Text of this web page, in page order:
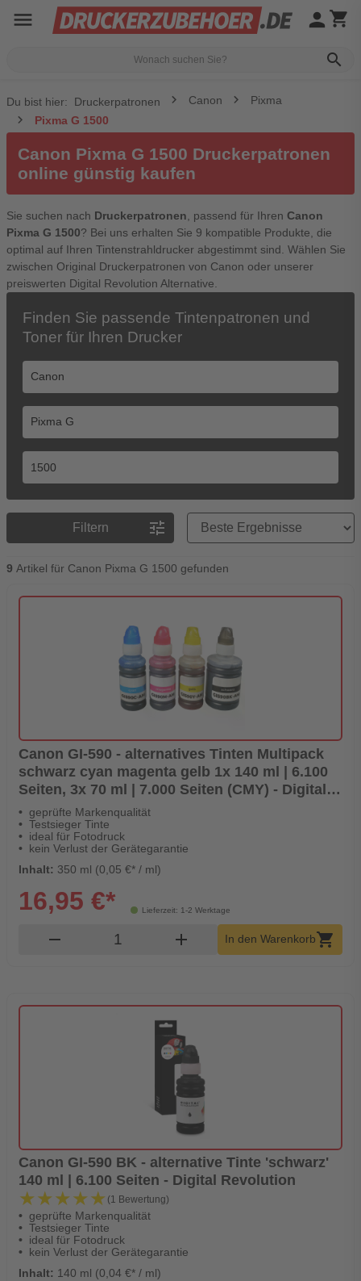
menu
search
person shopping_cart
Du bist hier: Druckerpatronen Canon
Pixma
Pixma G 1500
Canon Pixma G 1500 Druckerpatronen
online günstig kaufen
Sie suchen nach Druckerpatronen, passend für Ihren Canon
Pixma G 1500? Bei uns erhalten Sie 9 kompatible Produkte, die
optimal auf Ihren Tintenstrahldrucker abgestimmt sind. Wählen Sie
zwischen Original Druckerpatronen von Canon oder unserer
preiswerten Digital Revolution Alternative.
Finden Sie passende Tintenpatronen und
Toner für Ihren Drucker
Filtern tune
Preisreihenfolge
9 Artikel für Canon Pixma G 1500 gefunden
Canon GI-590 - alternatives Tinten Multipack
schwarz cyan magenta gelb 1x 140 ml | 6.100
Seiten, 3x 70 ml | 7.000 Seiten (CMY) - Digital
Revolution
geprüfte Markenqualität
Testsieger Tinte
ideal für Fotodruck
kein Verlust der Gerätegarantie
Inhalt: 350 ml (0,05 €* / ml)
Lieferzeit: 1-2 Werktage
16,95 €*
remove Produkt Warenkorb Menge
add In den Warenkorbshopping_cart
Canon GI-590 BK - alternative Tinte 'schwarz'
140 ml | 6.100 Seiten - Digital Revolution
★★★★★
★★★★★ (1 Bewertung)
geprüfte Markenqualität
Testsieger Tinte
ideal für Fotodruck
kein Verlust der Gerätegarantie
Inhalt: 140 ml (0,04 €* / ml)